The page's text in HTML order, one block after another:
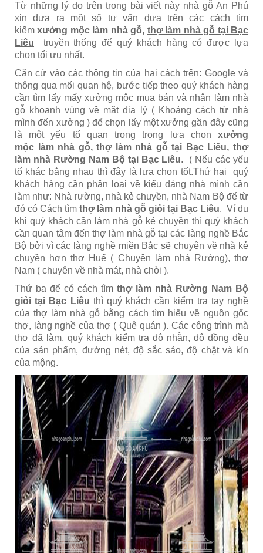
Từ những lý do trên trong bài viết này nhà gỗ An Phú
xin đưa ra một số tư vấn dựa trên các cách tìm
kiếmxưởng mộc làm nhà gỗ, thợ làm nhà gỗ tại Bạc
Liêu
truyền thống để quý khách hàng có được lựa
chọn tối ưu nhất.
Căn cứ vào các thông tin của hai cách trên: Google và
thông qua mối quan hệ, bước tiếp theo quý khách hàng
cần tìm lấy mấy xưởng mộc mua bán và nhận làm nhà
gỗ khoanh vùng về mặt địa lý ( Khoảng cách từ nhà
mình đến xưởng ) để chọn lấy một xưởng gần đây cũng
là một yếu tố quan trọng trong lựa chọn xưởng
mộc làm nhà gỗ,thợ làm nhà gỗ tại Bạc Liêu, thợ
làm nhà Rường Nam Bộ tại Bạc Liêu. ( Nếu các yếu
tố khác bằng nhau thì đây là lựa chọn tốt.Thứ hai quý
khách hàng cần phân loại về kiểu dáng nhà mình cần
làm như: Nhà rường, nhà kẻ chuyền, nhà Nam Bộ để từ
đó có Cách tìm thợ làm nhà gỗ giỏi tại Bạc Liêu. Ví dụ
khi quý khách cần làm nhà gỗ kẻ chuyền thì quý khách
cần quan tâm đến thợ làm nhà gỗ tại các làng nghề Bắc
Bộ bởi vì các làng nghề miền Bắc sẽ chuyên về nhà kẻ
chuyền hơn thợ Huế ( Chuyên làm nhà Rường), thợ
Nam ( chuyên về nhà mát, nhà chòi ).
Thứ ba để có cách tìm thợ làm nhà Rường Nam Bộ
giỏi tại Bạc Liêu thì quý khách cần kiểm tra tay nghề
của thợ làm nhà gỗ bằng cách tìm hiểu về nguồn gốc
thợ, làng nghề của thợ ( Quê quán ). Các công trình mà
thợ đã làm, quý khách kiểm tra độ nhẵn, độ đồng đều
của sản phẩm, đường nét, độ sắc sảo, độ chặt và kín
của mộng.